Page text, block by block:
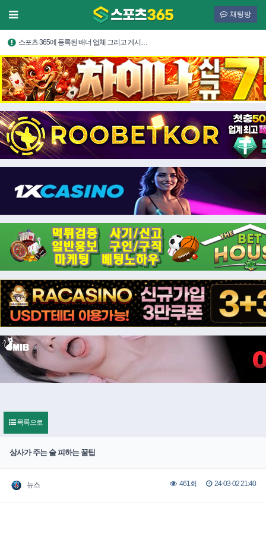
채팅방
스포츠 365에 등록된 배너 업체 그리고 게시…
목록으로
상사가 주는 술 피하는 꿀팁
뉴스 461회 24-03-02 21:40